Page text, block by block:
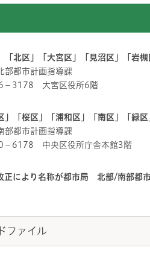
「北区」「大宮区」「見沼区」「岩
都市計画指導課
－3178 大宮区役所6階
」「桜区」「浦和区」「南区」「緑
都市計画指導課
－6178 中央区役所庁舎本館3階
正により名称が都市局 北部/南部
ファイル